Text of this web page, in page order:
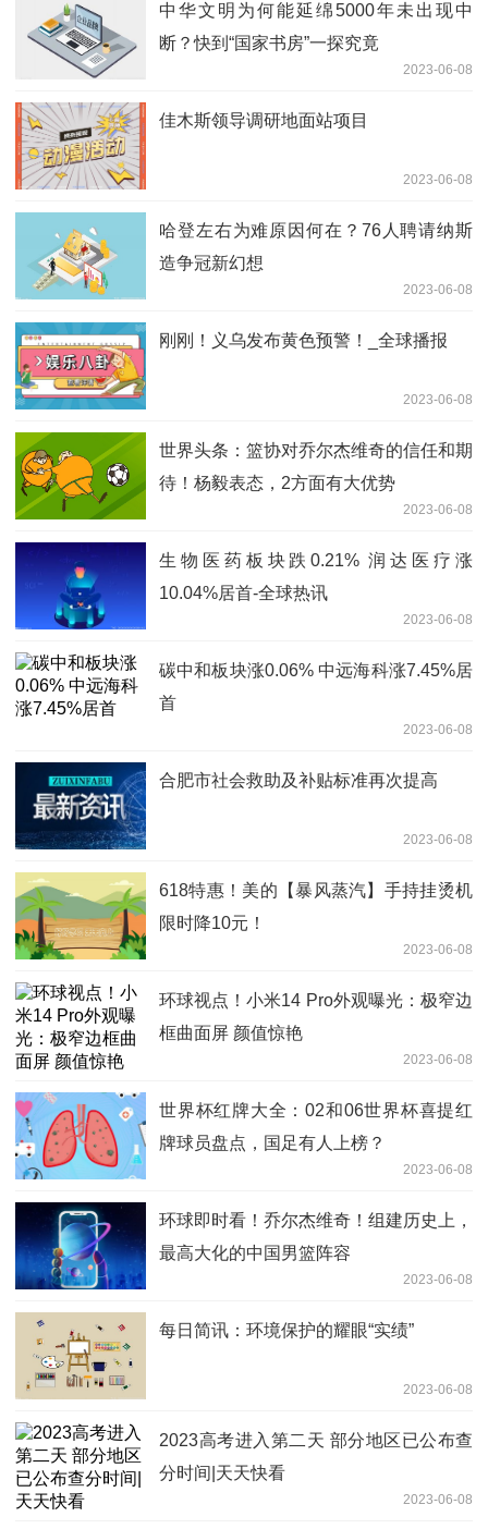
中华文明为何能延绵5000年未出现中
断？快到“国家书房”一探究竟
2023-06-08
佳木斯领导调研地面站项目
2023-06-08
哈登左右为难原因何在？76人聘请纳斯
造争冠新幻想
2023-06-08
刚刚！义乌发布黄色预警！_全球播报
2023-06-08
世界头条：篮协对乔尔杰维奇的信任和期
待！杨毅表态，2方面有大优势
2023-06-08
生物医药板块跌0.21% 润达医疗涨
10.04%居首-全球热讯
2023-06-08
碳中和板块涨0.06% 中远海科涨7.45%居
首
2023-06-08
合肥市社会救助及补贴标准再次提高
2023-06-08
618特惠！美的【暴风蒸汽】手持挂烫机
限时降10元！
2023-06-08
环球视点！小米14 Pro外观曝光：极窄边
框曲面屏 颜值惊艳
2023-06-08
世界杯红牌大全：02和06世界杯喜提红
牌球员盘点，国足有人上榜？
2023-06-08
环球即时看！乔尔杰维奇！组建历史上，
最高大化的中国男篮阵容
2023-06-08
每日简讯：环境保护的耀眼“实绩”
2023-06-08
2023高考进入第二天 部分地区已公布查
分时间|天天快看
2023-06-08